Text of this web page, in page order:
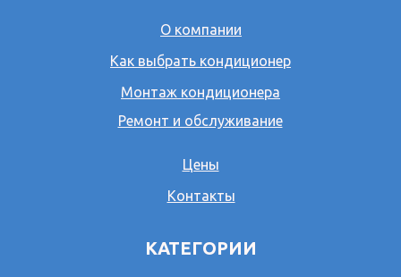
О компании
Как выбрать кондиционер
Цены
Ремонт и обслуживание
Контакты
КАТЕГОРИИ
Монтаж кондиционера